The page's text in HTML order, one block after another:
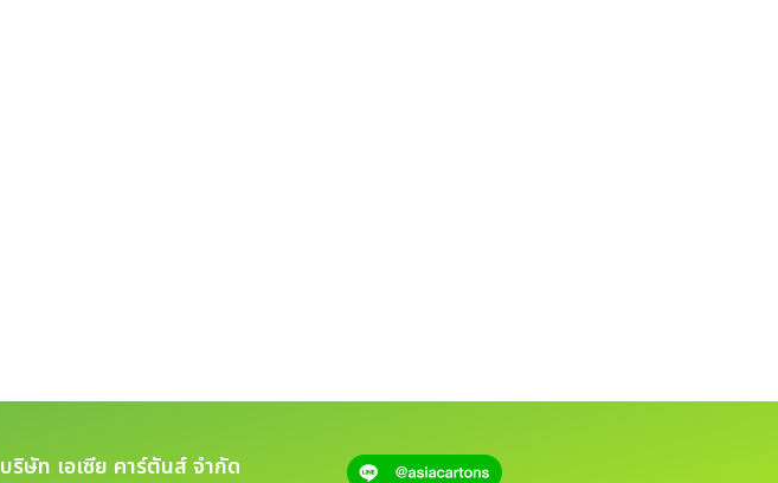
บริษัท เอเซีย คาร์ตันส์ จำกัด